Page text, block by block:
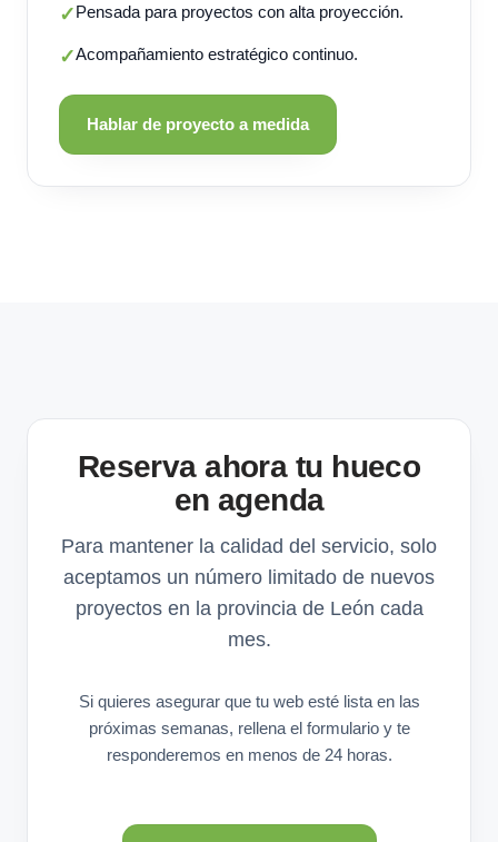
✓Pensada para proyectos con alta proyección.
✓Acompañamiento estratégico continuo.
Hablar de proyecto a medida
Reserva ahora tu hueco
en agenda
Para mantener la calidad del servicio, solo
aceptamos un número limitado de nuevos
proyectos en la provincia de León cada
mes.
Si quieres asegurar que tu web esté lista en las
próximas semanas, rellena el formulario y te
responderemos en menos de 24 horas.